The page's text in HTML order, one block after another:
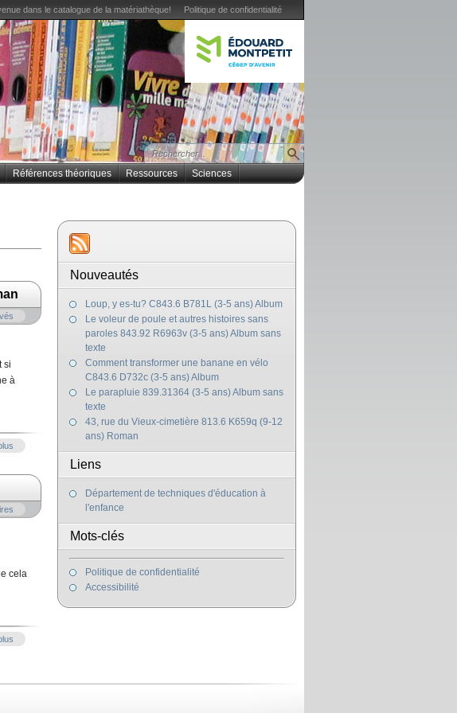
dans le catalogue de la matériathèque! Politique de confidentialité
Références théoriques Ressources
Sciences
si
à
cela
Nouveautés
Loup, y es-tu? C843.6 B781L (3-5 ans) Album
Le voleur de poule et autres histoires sans
paroles 843.92 R6963v (3-5 ans) Album sans
texte
Comment transformer une banane en vélo
C843.6 D732c (3-5 ans) Album
Le parapluie 839.31364 (3-5 ans) Album sans
texte
43, rue du Vieux-cimetière 813.6 K659q (9-12
ans) Roman
Liens
Département de techniques d'éducation à
l'enfance
Mots-clés
Politique de confidentialité
Accessibilité